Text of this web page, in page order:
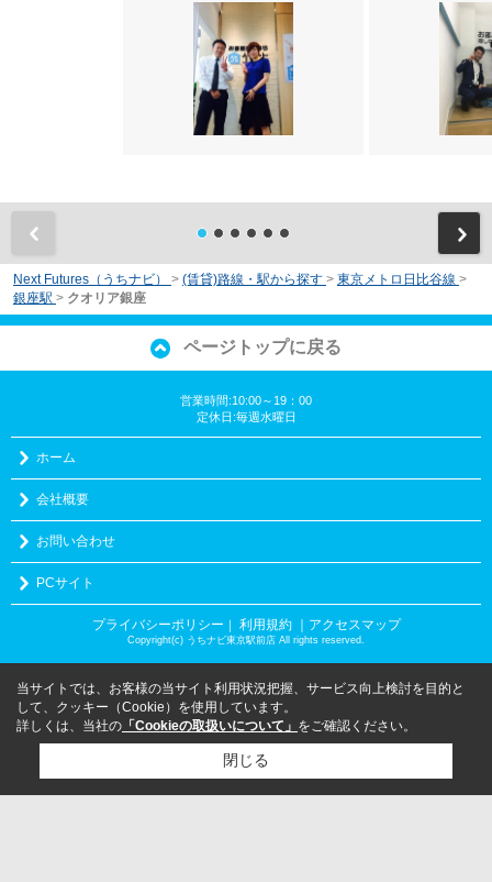
Next Futures（うちナビ） > (賃貸)路線・駅から探す > 東京メトロ日比谷線 >
銀座駅 > クオリア銀座
ページトップに戻る
営業時間:10:00～19：00
定休日:毎週水曜日
ホーム
会社概要
お問い合わせ
PCサイト
プライバシーポリシー 利用規約 ｜アクセスマップ
Copyright(c) うちナビ東京駅前店 All rights reserved.
当サイトでは、お客様の当サイト利用状況把握、サービス向上検討を目的と
して、クッキー（Cookie）を使用しています。
詳しくは、当社の 「Cookieの取扱いについて」 をご確認ください。
閉じる